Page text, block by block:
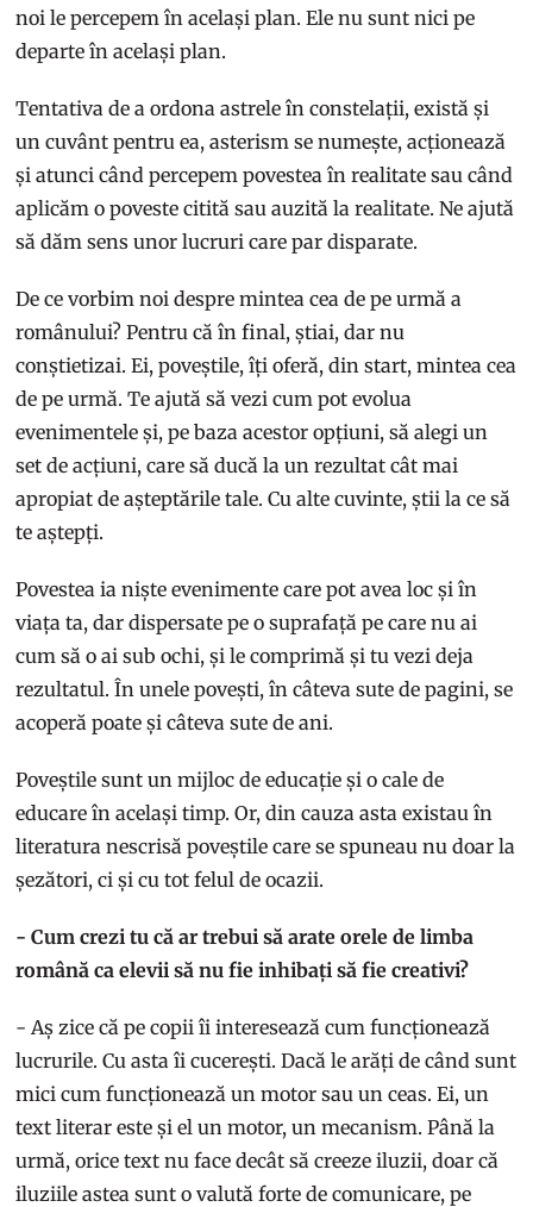
noi le percepem în același plan. Ele nu sunt nici pe
departe în același plan.
Tentativa de a ordona astrele în constelații, există și
un cuvânt pentru ea, asterism se numește, acționează
și atunci când percepem povestea în realitate sau când
aplicăm o poveste citită sau auzită la realitate. Ne ajută
să dăm sens unor lucruri care par disparate.
De ce vorbim noi despre mintea cea de pe urmă a
românului? Pentru că în final, știai, dar nu
conștietizai. Ei, poveștile, îți oferă, din start, mintea cea
de pe urmă. Te ajută să vezi cum pot evolua
evenimentele și, pe baza acestor opțiuni, să alegi un
set de acțiuni, care să ducă la un rezultat cât mai
apropiat de așteptările tale. Cu alte cuvinte, știi la ce să
te aștepți.
Povestea ia niște evenimente care pot avea loc și în
viața ta, dar dispersate pe o suprafață pe care nu ai
cum să o ai sub ochi, și le comprimă și tu vezi deja
rezultatul. În unele povești, în câteva sute de pagini, se
acoperă poate și câteva sute de ani.
Poveștile sunt un mijloc de educație și o cale de
educare în același timp. Or, din cauza asta existau în
literatura nescrisă poveștile care se spuneau nu doar la
șezători, ci și cu tot felul de ocazii.
- Cum crezi tu că ar trebui să arate orele de limba
română ca elevii să nu fie inhibați să fie creativi?
- Aș zice că pe copii îi interesează cum funcționează
lucrurile. Cu asta îi cucerești. Dacă le arăți de când sunt
mici cum funcționează un motor sau un ceas. Ei, un
text literar este și el un motor, un mecanism. Până la
urmă, orice text nu face decât să creeze iluzii, doar că
iluziile astea sunt o valută forte de comunicare, pe